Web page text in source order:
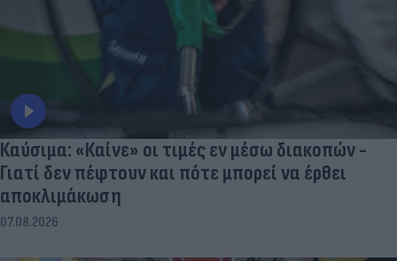
Καύσιμα: «Καίνε» οι τιμές εν μέσω διακοπών -
Γιατί δεν πέφτουν και πότε μπορεί να έρθει
αποκλιμάκωση
07.08.2026